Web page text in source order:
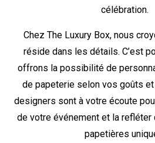
célébration.
Chez The Luxury Box, nous
réside dans les détails. C’est
offrons la possibilité de
de papeterie selon vos goûts
designers sont à votre écoute
de votre événement et la refléter
papetières